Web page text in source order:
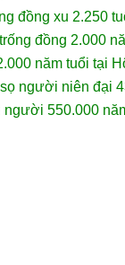
đồng xu 2.250
đồng 2.000
năm tuổi tại
người niên đại
người 550.000